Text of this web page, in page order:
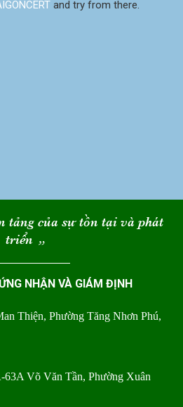
and try from there.
tảng của sự tồn tại và phát
triển “
NHẬN VÀ GIÁM ĐỊNH
Thiện, Phường Tăng Nhơn Phú,
63A Võ Văn Tần, Phường Xuân